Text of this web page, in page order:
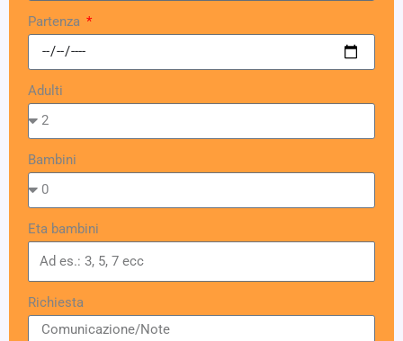
Partenza
Adulti
Bambini
Eta bambini
Richiesta